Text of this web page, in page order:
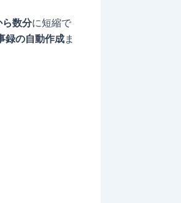
数分に短縮で
録の自動作成ま